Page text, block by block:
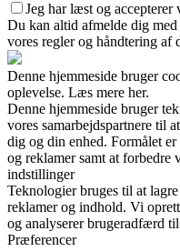
Jeg har læst og accepterer
Du kan altid afmelde dig
vores regler og håndtering af
Denne hjemmeside bruger
oplevelse. Læs mere her.
Denne hjemmeside bruger
vores samarbejdspartnere til
dig og din enhed. Formålet
og reklamer samt at forbedre
indstillinger
Teknologier bruges til at
reklamer og indhold. Vi
og analyserer brugeradfærd
Præferencer